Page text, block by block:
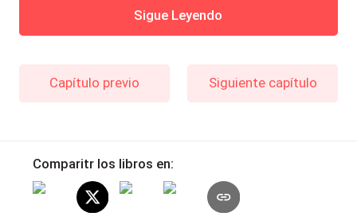
Sigue Leyendo
Capítulo previo Siguiente capítulo
Comparitr los libros en: